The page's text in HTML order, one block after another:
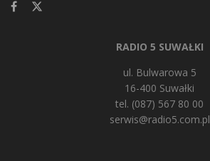
RADIO 5 SUWAŁKI
ul. Bulwarowa 5
16-400 Suwałki
tel. (087) 567 80 00
serwis@radio5.com.pl